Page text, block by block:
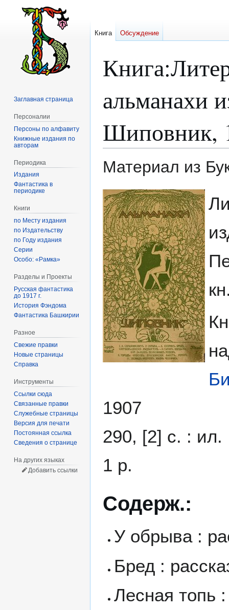
Книга:
альманахи
Шиповник,
Материал из
Перейти
к
навигации
Перейти
к
поиску
1907
290, [2] с. : ил.
1 р.
Содерж.:
У обрыва :
Бред :
Лесная топь
Книга Обсуждение
Заглавная страница
Персоналии
Персоны по алфавиту
Книжные издания по
авторам
Периодика
Издания
Фантастика в
периодике
Книги
по Месту издания
по Издательству
по Году издания
Серии
Особо: «Рамка»
Разделы и Проекты
Русская фантастика
до 1917 г.
История Фэндома
Фантастика Башкирии
Разное
Свежие правки
Новые страницы
Справка
Инструменты
Ссылки сюда
Связанные правки
Служебные страницы
Версия для печати
Постоянная ссылка
Сведения о странице
На других языках
Добавить ссылки